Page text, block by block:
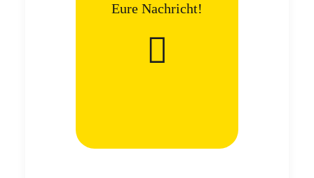
Eure Nachricht!